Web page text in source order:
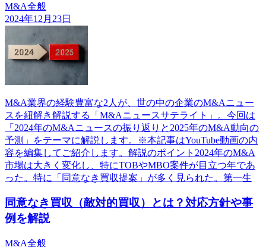
M&A全般
2024年12月23日
M&A業界の経験豊富な2人が、世の中の企業のM&Aニュー
スを紐解き解説する「M&Aニュースサテライト」。今回は
「2024年のM&Aニュースの振り返りと2025年のM&A動向の
予測」をテーマに解説します。※本記事はYouTube動画の内
容を編集してご紹介します。解説のポイント2024年のM&A
市場は大きく変化し、特にTOBやMBO案件が目立つ年であ
った。特に「同意なき買収提案」が多く見られた。第一生
同意なき買収（敵対的買収）とは？対応方針や事
例を解説
M&A全般